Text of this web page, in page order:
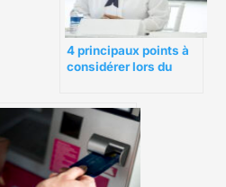
4 principaux points à
considérer lors du